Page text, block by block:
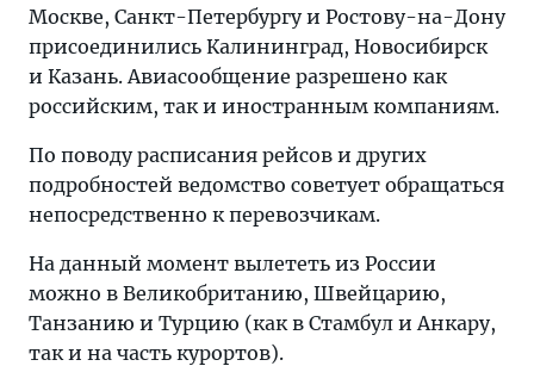
Москве, Санкт-Петербургу и Ростову-на-Дону
присоединились Калининград, Новосибирск
и Казань. Авиасообщение разрешено как
российским, так и иностранным компаниям.
По поводу расписания рейсов и других
подробностей ведомство советует обращаться
непосредственно к перевозчикам.
На данный момент вылететь из России
можно в Великобританию, Швейцарию,
Танзанию и Турцию (как в Стамбул и Анкару,
так и на часть курортов).